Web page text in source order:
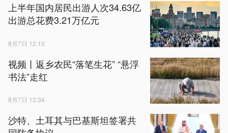
上半年国内居民出游人次34.63亿
出游总花费3.21万亿元
8月7日 12:10
视频丨返乡农民“落笔生花” “悬浮
书法”走红
8月7日 13:34
沙特、土耳其与巴基斯坦签署共